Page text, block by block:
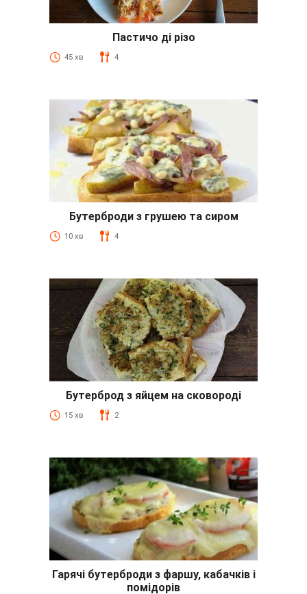
Пастичо ді різо
45 хв 4
Бутерброди з грушею та сиром
10 хв 4
Бутерброд з яйцем на сковороді
15 хв 2
Гарячі бутерброди з фаршу, кабачків і
помідорів